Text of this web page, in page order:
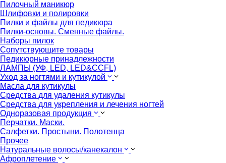
Пилочный маникюр
Шлифовки и полировки
Пилки и файлы для педикюра
Пилки-основы. Сменные файлы.
Наборы пилок
Сопутствующите товары
Педикюрные принадлежности
ЛАМПЫ (УФ, LED, LED&CCFL)
Уход за ногтями и кутикулой
Масла для кутикулы
Средства для удаления кутикулы
Средства для укрепления и лечения ногтей
Одноразовая продукция
Перчатки. Маски.
Салфетки. Простыни. Полотенца
Прочее
Натуральные волосы/канекалон
Афроплетение